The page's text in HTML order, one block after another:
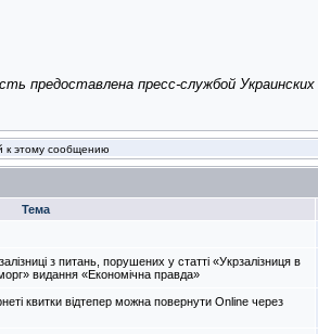
предоставлена пресс-службой
к этому сообщению
Тема
з питань, порушених у статті «Укрзалізниця в
видання «Економічна правда»
квитки відтепер можна повернути Online через